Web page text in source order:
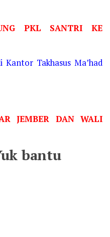
PKL SANTRI KE
Takhasus Ma’had
JEMBER DAN WALI
bantu